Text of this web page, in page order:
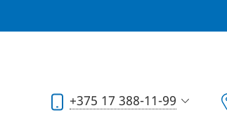
+375 17 388-11-99